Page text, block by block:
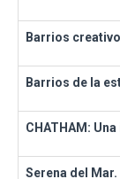
Barrios
Barrios de la
CHATHAM:
Serena del